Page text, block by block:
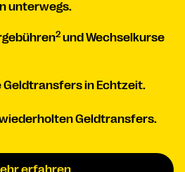
unterwegs.
2 und Wechselkurse
Geldtransfers in Echtzeit.
Geldtransfers.